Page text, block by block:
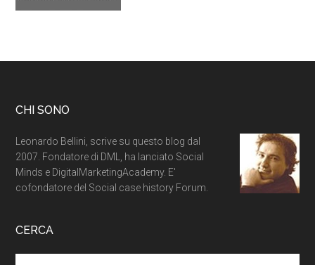
CHI SONO
Leonardo Bellini, scrive su questo blog dal
2007. Fondatore di DML, ha lanciato Social
Minds e DigitalMarketingAcademy. E'
cofondatore del Social case history Forum.
CERCA